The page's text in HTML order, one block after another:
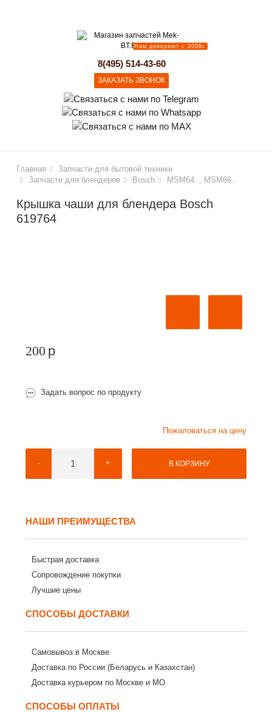
Нам доверяют с 2008г.
8(495) 514-43-60
ЗАКАЗАТЬ ЗВОНОК
Главная
Запчасти для бытовой техники
Запчасти для блендеров
Bosch MSM64.., MSM66..
Крышка чаши для блендера Bosch
619764
200 p
Задать вопрос по продукту
Пожаловаться на цену
- + В КОРЗИНУ
НАШИ ПРЕИМУЩЕСТВА
Быстрая доставка
Сопровождение покупки
Лучшие цены
СПОСОБЫ ДОСТАВКИ
Самовывоз в Москве
Доставка по России (Беларусь и Казахстан)
Доставка курьером по Москве и МО
СПОСОБЫ ОПЛАТЫ